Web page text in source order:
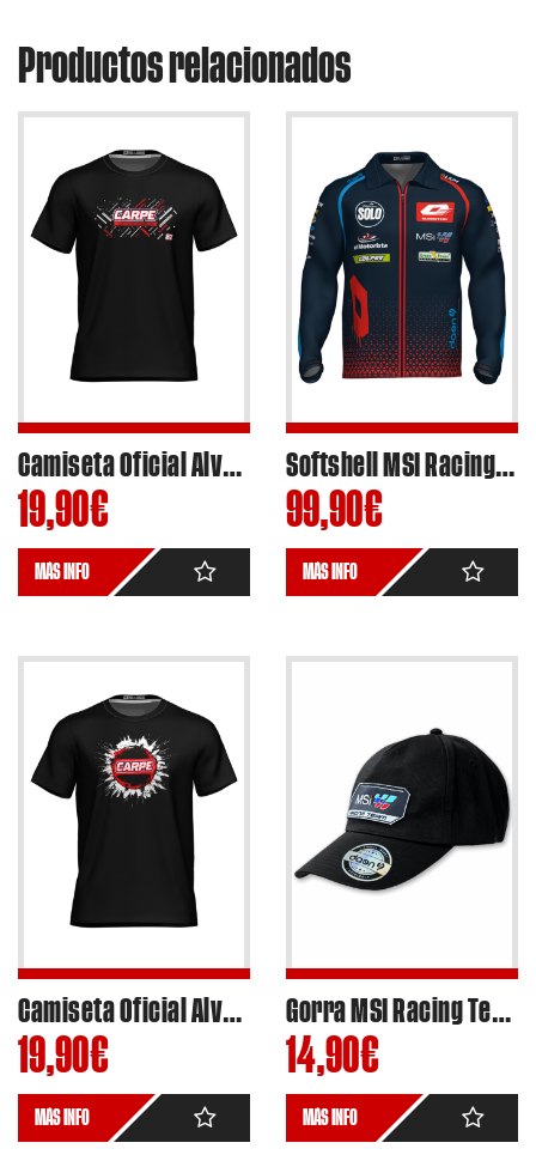
Productos relacionados
Camiseta Oficial Alvaro Carpe #83 2024 – Ref.AC-C2403
19,90€
MÁS INFO
Softshell MSI Racing Team Moto2 2025 Replica
99,90€
MÁS INFO
Camiseta Oficial Alvaro Carpe #83 2024 – Ref.AC-C2402
19,90€
MÁS INFO
Gorra MSI Racing Team 2025 estilo clásico
14,90€
MÁS INFO